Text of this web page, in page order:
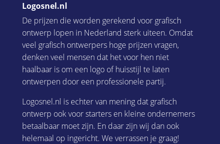
Logosnel.nl
De prijzen die worden gerekend voor grafisch
ontwerp lopen in Nederland sterk uiteen. Omdat
veel grafisch ontwerpers hoge prijzen vragen,
denken veel mensen dat het voor hen niet
haalbaar is om een logo of huisstijl te laten
ontwerpen door een professionele partij.
Logosnel.nl is echter van mening dat grafisch
ontwerp ook voor starters en kleine ondernemers
betaalbaar moet zijn. En daar zijn wij dan ook
helemaal op ingericht. We verrassen je graag!